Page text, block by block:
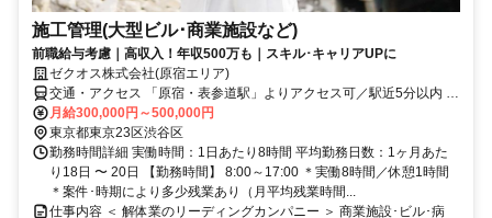
施工管理(大型ビル･商業施設など)
前職給与考慮｜高収入！年収500万も｜スキル･キャリアUPに
ゼクオス株式会社(原宿エリア)
交通・アクセス 「原宿・表参道駅」よりアクセス可／駅近5分以内 ※
直行直帰OK
月給300,000円～500,000円
東京都東京23区渋谷区
勤務時間詳細 実働時間：1日あたり8時間 平均勤務日数：1ヶ月あた
り18日 〜 20日 【勤務時間】 8:00～17:00 ＊実働8時間／休憩1時間
＊案件･時期により多少残業あり（月平均残業時間...
仕事内容 ＜ 解体業のリーディングカンパニー ＞ 商業施設･ビル･病